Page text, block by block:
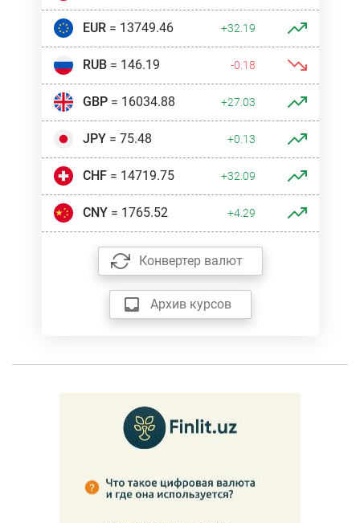
EUR= 13749.46 +32.19
RUB= 146.19 -0.18
GBP= 16034.88 +27.03
JPY= 75.48 +0.13
CHF= 14719.75 +32.09
CNY= 1765.52 +4.29
Конвертер валют
Архив курсов